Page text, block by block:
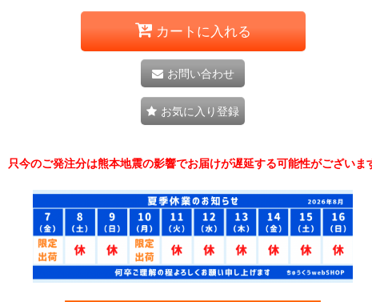
カートに入れる
お問い合わせ
お気に入り登録
只今のご発注分は熊本地震の影響でお届けが遅延する可能性がございま